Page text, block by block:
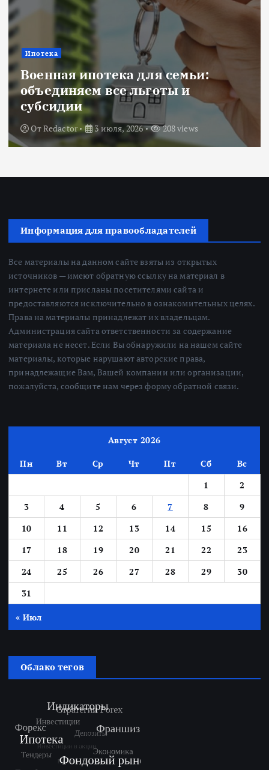
Ипотека
Военная ипотека для семьи:
объединяем все льготы и
субсидии
ОтRedactor 3 июля, 2026 208 views
Информация для правообладателей
Все материалы на данном сайте взяты из открытых
источников — имеют обратную ссылку на материал в
интернете или присланы посетителями сайта и
предоставляются исключительно в ознакомительных целях.
Права на материалы принадлежат их владельцам.
Администрация сайта ответственности за содержание
материала не несет. Если Вы обнаружили на нашем сайте
материалы, которые нарушают авторские права,
принадлежащие Вам, Вашей компании или организации,
пожалуйста, сообщите нам через форму обратной связи.
Август 2026
Пн Вт Ср Чт Пт Сб
Вс
1
2
3
4 5 6 7 8
9
10
11 12 13 14 15
16
17
18 19 20 21 22
23
24
25 26 27 28 29
30
31
« Июл
Облако тегов